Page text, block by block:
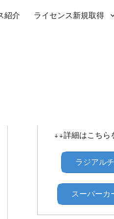
紹介 ライセンス新規取得
↓↓詳細はこちら
ラジアル
スーパーカ